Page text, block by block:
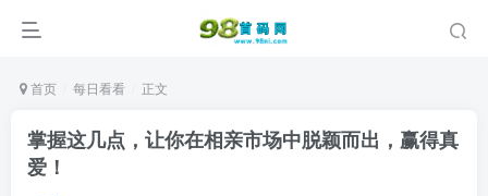
首页 每日看看 正文
掌握这几点，让你在相亲市场中脱颖而出，赢得真
爱！